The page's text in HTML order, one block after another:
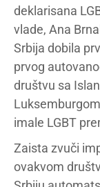
deklarisana
vlade, Ana
Srbija dobila
prvog
društvu sa
imale LGBT
Zaista zvuči
ovakvom